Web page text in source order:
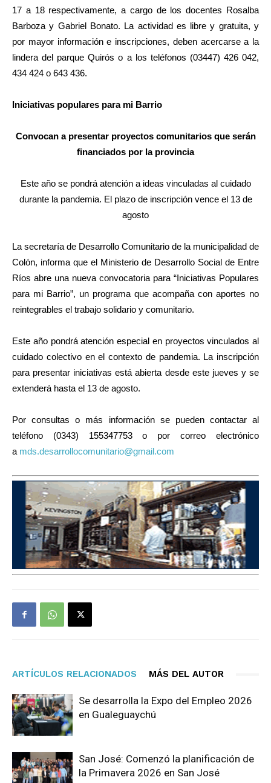
17 a 18 respectivamente, a cargo de los docentes Rosalba
Barboza y Gabriel Bonato. La actividad es libre y gratuita, y
por mayor información e inscripciones, deben acercarse a la
lindera del parque Quirós o a los teléfonos (03447) 426 042,
434 424 o 643 436.
Iniciativas populares para mi Barrio
Convocan a presentar proyectos comunitarios que serán
financiados por la provincia
Este año se pondrá atención a ideas vinculadas al cuidado
durante la pandemia. El plazo de inscripción vence el 13 de
agosto
La secretaría de Desarrollo Comunitario de la municipalidad de
Colón, informa que el Ministerio de Desarrollo Social de Entre
Ríos abre una nueva convocatoria para “Iniciativas Populares
para mi Barrio”, un programa que acompaña con aportes no
reintegrables el trabajo solidario y comunitario.
Este año pondrá atención especial en proyectos vinculados al
cuidado colectivo en el contexto de pandemia. La inscripción
para presentar iniciativas está abierta desde este jueves y se
extenderá hasta el 13 de agosto.
Por consultas o más información se pueden contactar al
teléfono (0343) 155347753 o por correo electrónico
a mds.desarrollocomunitario@gmail.com
ARTÍCULOS RELACIONADOS MÁS DEL AUTOR
Se desarrolla la Expo del Empleo 2026
en Gualeguaychú
San José: Comenzó la planificación de
la Primavera 2026 en San José